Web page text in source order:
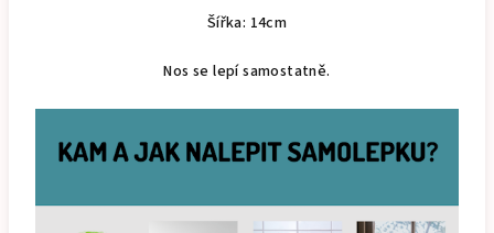
Šířka: 14cm
Nos se lepí samostatně.